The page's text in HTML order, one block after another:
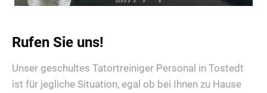
Rufen Sie uns!
Unser geschultes Tatortreiniger Personal in Tostedt
ist für jegliche Situation, egal ob bei Ihnen zu Hause